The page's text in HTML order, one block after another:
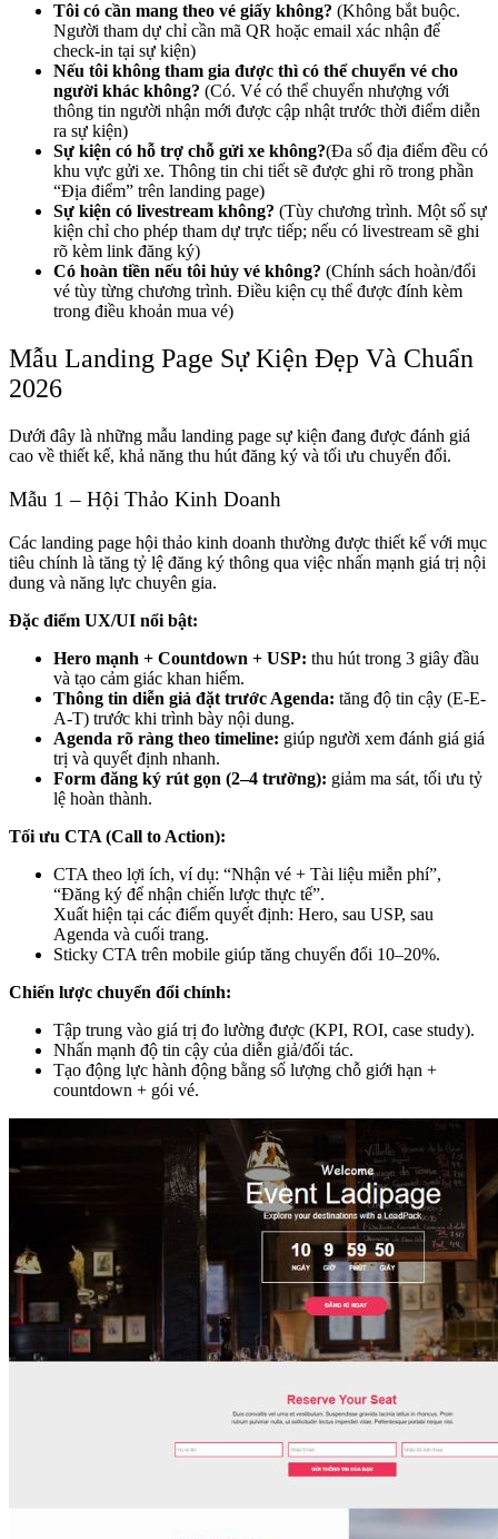
Tôi có cần mang theo vé giấy không? (Không bắt buộc.
Người tham dự chỉ cần mã QR hoặc email xác nhận để
check-in tại sự kiện)
Nếu tôi không tham gia được thì có thể chuyển vé cho
người khác không? (Có. Vé có thể chuyển nhượng với
thông tin người nhận mới được cập nhật trước thời điểm diễn
ra sự kiện)
Sự kiện có hỗ trợ chỗ gửi xe không?(Đa số địa điểm đều có
khu vực gửi xe. Thông tin chi tiết sẽ được ghi rõ trong phần
“Địa điểm” trên landing page)
Sự kiện có livestream không? (Tùy chương trình. Một số sự
kiện chỉ cho phép tham dự trực tiếp; nếu có livestream sẽ ghi
rõ kèm link đăng ký)
Có hoàn tiền nếu tôi hủy vé không? (Chính sách hoàn/đổi
vé tùy từng chương trình. Điều kiện cụ thể được đính kèm
trong điều khoản mua vé)
Mẫu Landing Page Sự Kiện Đẹp Và Chuẩn
2026
Dưới đây là những mẫu landing page sự kiện đang được đánh giá
cao về thiết kế, khả năng thu hút đăng ký và tối ưu chuyển đổi.
Mẫu 1 – Hội Thảo Kinh Doanh
Các landing page hội thảo kinh doanh thường được thiết kế với mục
tiêu chính là tăng tỷ lệ đăng ký thông qua việc nhấn mạnh giá trị nội
dung và năng lực chuyên gia.
Đặc điểm UX/UI nổi bật:
Hero mạnh + Countdown + USP: thu hút trong 3 giây đầu
và tạo cảm giác khan hiếm.
Thông tin diễn giả đặt trước Agenda: tăng độ tin cậy (E-E-
A-T) trước khi trình bày nội dung.
Agenda rõ ràng theo timeline: giúp người xem đánh giá giá
trị và quyết định nhanh.
Form đăng ký rút gọn (2–4 trường): giảm ma sát, tối ưu tỷ
lệ hoàn thành.
Tối ưu CTA (Call to Action):
CTA theo lợi ích, ví dụ: “Nhận vé + Tài liệu miễn phí”,
“Đăng ký để nhận chiến lược thực tế”.
Xuất hiện tại các điểm quyết định: Hero, sau USP, sau
Agenda và cuối trang.
Sticky CTA trên mobile giúp tăng chuyển đổi 10–20%.
Chiến lược chuyển đổi chính:
Tập trung vào giá trị đo lường được (KPI, ROI, case study).
Nhấn mạnh độ tin cậy của diễn giả/đối tác.
Tạo động lực hành động bằng số lượng chỗ giới hạn +
countdown + gói vé.